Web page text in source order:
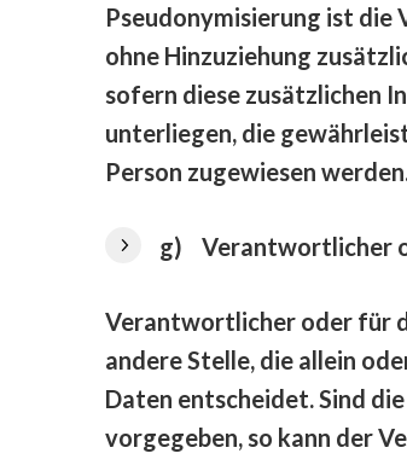
Pseudonymisierung ist die
ohne Hinzuziehung
sofern diese zusätzlichen
unterliegen, die
Person zugewiesen
g) Verantwortlicher
Verantwortlicher oder für
andere Stelle, die allein
Daten entscheidet. Sind
vorgegeben, so kann der